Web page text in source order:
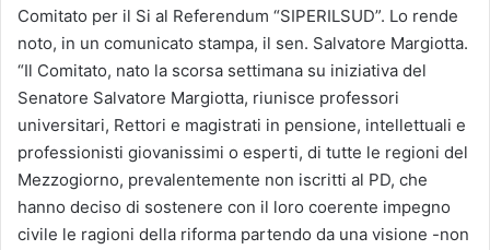
Comitato per il Si al Referendum “SIPERILSUD”. Lo rende
noto, in un comunicato stampa, il sen. Salvatore Margiotta.
“Il Comitato, nato la scorsa settimana su iniziativa del
Senatore Salvatore Margiotta, riunisce professori
universitari, Rettori e magistrati in pensione, intellettuali e
professionisti giovanissimi o esperti, di tutte le regioni del
Mezzogiorno, prevalentemente non iscritti al PD, che
hanno deciso di sostenere con il loro coerente impegno
civile le ragioni della riforma partendo da una visione -non